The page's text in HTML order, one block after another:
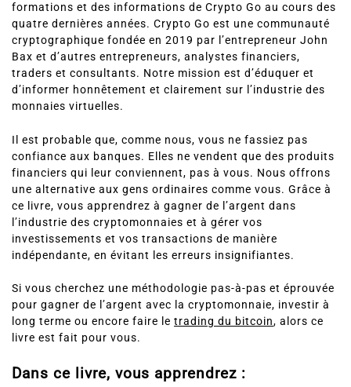
formations et des informations de Crypto Go au cours des
quatre dernières années. Crypto Go est une communauté
cryptographique fondée en 2019 par l’entrepreneur John
Bax et d’autres entrepreneurs, analystes financiers,
traders et consultants. Notre mission est d’éduquer et
d’informer honnêtement et clairement sur l’industrie des
monnaies virtuelles.
Il est probable que, comme nous, vous ne fassiez pas
confiance aux banques. Elles ne vendent que des produits
financiers qui leur conviennent, pas à vous. Nous offrons
une alternative aux gens ordinaires comme vous. Grâce à
ce livre, vous apprendrez à gagner de l’argent dans
l’industrie des cryptomonnaies et à gérer vos
investissements et vos transactions de manière
indépendante, en évitant les erreurs insignifiantes.
Si vous cherchez une méthodologie pas-à-pas et éprouvée
pour gagner de l’argent avec la cryptomonnaie, investir à
long terme ou encore faire le trading du bitcoin, alors ce
livre est fait pour vous.
Dans ce livre, vous apprendrez :